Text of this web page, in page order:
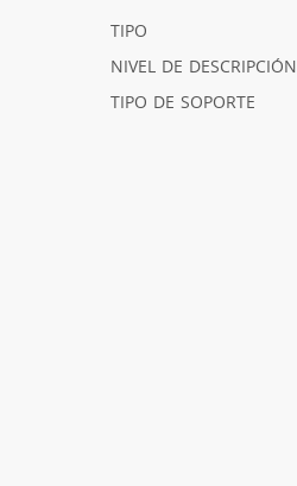
tipo
nivel de descripción
tipo de soporte